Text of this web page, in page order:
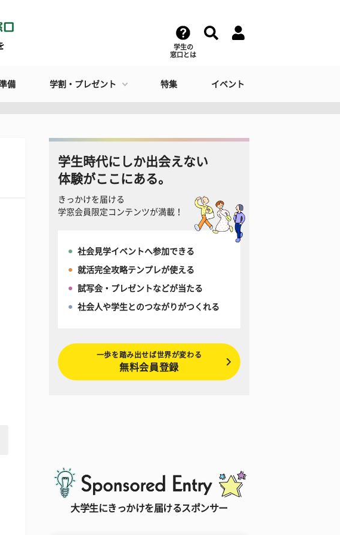
学生の
窓口とは
備 学割・プレゼント 特集 イベント
学生時代にしか出会えない
体験がここにある。
きっかけを届ける
学窓会員限定コンテンツが満載！
社会見学イベントへ参加できる
就活完全攻略テンプレが使える
試写会・プレゼントなどが当たる
社会人や学生とのつながりがつくれる
一歩を踏み出せば世界が変わる
無料会員登録
大学生にきっかけを届けるスポンサー